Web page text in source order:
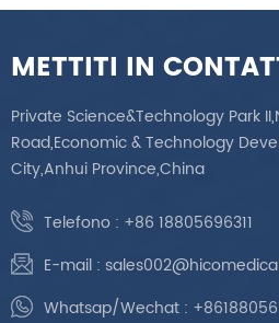
METTITI IN
Private Science&Technology Park
Road,Economic & Technology
City,Anhui Province,China
Telefono : +86 18805696311
E-mail :
Whatsap/Wechat :